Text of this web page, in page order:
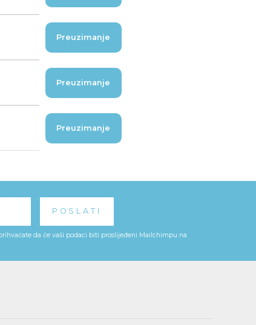
Preuzimanje
Preuzimanje
Preuzimanje
da će vaši podaci biti proslijeđeni Mailchimpu na